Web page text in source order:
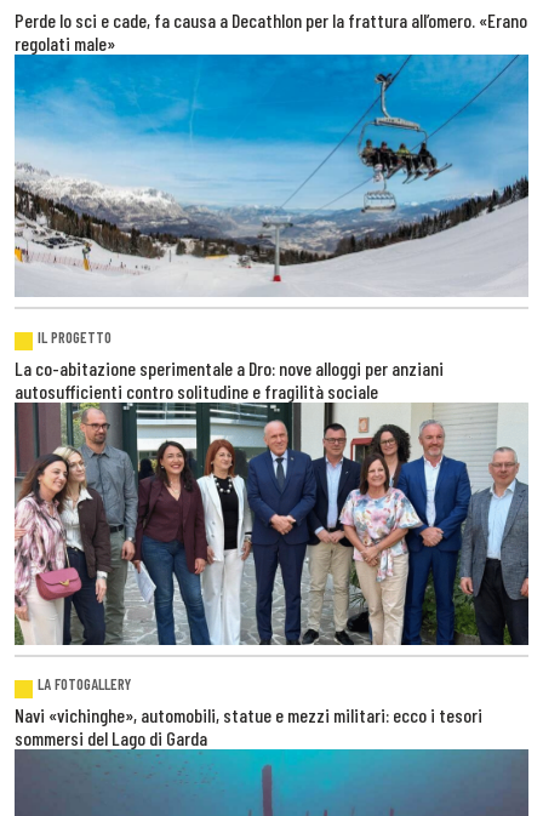
Perde lo sci e cade, fa causa a Decathlon per la frattura all’omero. «Erano
regolati male»
IL PROGETTO
La co-abitazione sperimentale a Dro: nove alloggi per anziani
autosufficienti contro solitudine e fragilità sociale
LA FOTOGALLERY
Navi «vichinghe», automobili, statue e mezzi militari: ecco i tesori
sommersi del Lago di Garda